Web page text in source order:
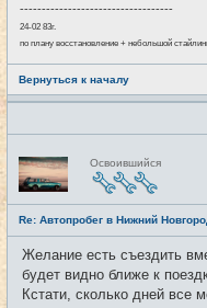
-----------------------------------
24-02 83г.
по плану восстановление + небольшой
Вернуться к началу
Н
е
в
с
е
т
и
Освоившийся
Re: Автопробег в Нижний
Желание есть съездить
будет видно ближе к
Кстати, сколько дней все